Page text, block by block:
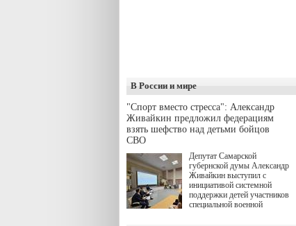
В России и мире
"Спорт вместо стресса": Александр
Живайкин предложил федерациям
взять шефство над детьми бойцов
СВО
Депутат Самарской
губернской думы Александр
Живайкин выступил с
инициативой системной
поддержки детей участников
специальной военной